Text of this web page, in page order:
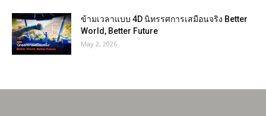
ข้ามเวลาแบบ 4D นิทรรศการเสมือนจริง Better
World, Better Future
May 2, 2026